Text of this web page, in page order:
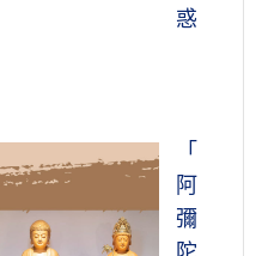
惑
「
阿
彌